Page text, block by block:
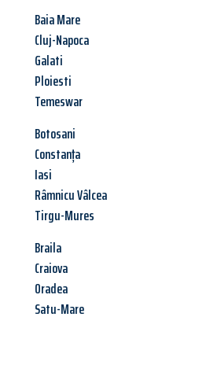
Baia Mare
Cluj-Napoca
Galati
Ploiesti
Temeswar
Botosani
Constanța
Iasi
Râmnicu Vâlcea
Tirgu-Mures
Braila
Craiova
Oradea
Satu-Mare